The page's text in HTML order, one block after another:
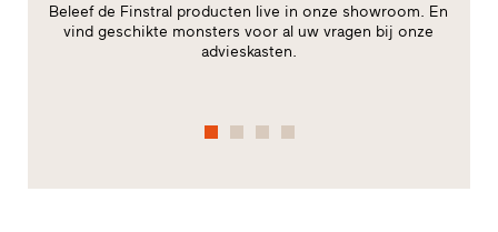
Beleef de Finstral producten live in onze showroom. En
vind geschikte monsters voor al uw vragen bij onze
advieskasten.